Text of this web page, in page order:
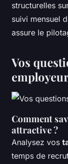
structurelles
suivi mensuel
assure le
Vos
Comment
attractive ?
Analysez vos
temps de